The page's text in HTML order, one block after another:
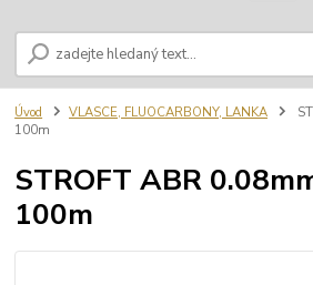
Úvod VLASCE, FLUOCARBONY, LANKA
100m
STROFT ABR
100m